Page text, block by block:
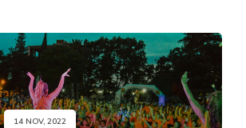
14 NOV, 2022